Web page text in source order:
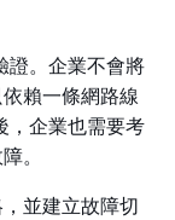
證。企業不會將
賴一條網路線
，企業也需要考
。
並建立故障切